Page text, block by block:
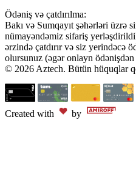
Ödəniş və çatdırılma:
Bakı və Sumqayıt şəhərləri üzrə
nümayəndəmiz sifariş
ərzində çatdırır və siz yerindəcə
olursunuz (əgər onlayn
© 2026 Aztech. Bütün hüquqlar
Created with by